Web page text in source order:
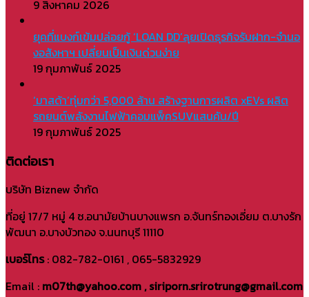
9 สิงหาคม 2026
ยุคที่แบงก์เข้มปล่อยกู้ ‘LOAN DD’ลุยเปิดธุรกิจรับฝาก-จำนอ
งอสังหาฯ เปลี่ยนเป็นเงินด่วนง่าย
19 กุมภาพันธ์ 2025
‘มาสด้า’ทุ่มกว่า 5,000 ล้าน สร้างฐานการผลิต xEVs ผลิต
รถยนต์พลังงานไฟฟ้าคอมแพ็คSUVแสนคัน/ปี
19 กุมภาพันธ์ 2025
ติดต่อเรา
บริษัท Biznew จำกัด
ที่อยู่ 17/7 หมู่ 4 ซ.อนามัยบ้านบางแพรก อ.จันทร์ทองเอี่ยม ต.บางรัก
พัฒนา อ.บางบัวทอง จ.นนทบุรี 11110
เบอร์โทร: 082-782-0161 , 065-5832929
Email : m07th@yahoo.com , siriporn.srirotrung@gmail.com